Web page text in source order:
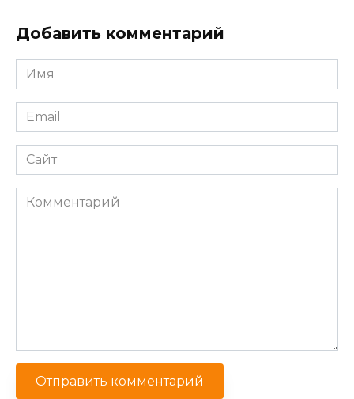
Добавить комментарий
Имя
*
Email
*
Сайт
Комментарий